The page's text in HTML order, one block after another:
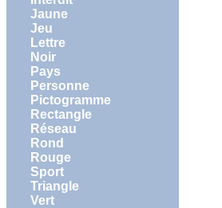
Jaune
Jeu
Lettre
Noir
Pays
Personne
Pictogramme
Rectangle
Réseau
Rond
Rouge
Sport
Triangle
Vert